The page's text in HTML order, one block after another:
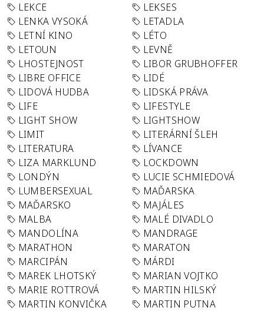
LEKCE
LEKSES
LENKA VYSOKÁ
LETADLA
LETNÍ KINO
LÉTO
LETOUN
LEVNĚ
LHOSTEJNOST
LIBOR GRUBHOFFER
LIBRE OFFICE
LIDÉ
LIDOVÁ HUDBA
LIDSKÁ PRÁVA
LIFE
LIFESTYLE
LIGHT SHOW
LIGHTSHOW
LIMIT
LITERÁRNÍ ŠLEH
LITERATURA
LÍVANCE
LIZA MARKLUND
LOCKDOWN
LONDÝN
LUCIE SCHMIEDOVÁ
LUMBERSEXUAL
MAĎARSKA
MAĎARSKO
MAJÁLES
MALBA
MALÉ DIVADLO
MANDOLÍNA
MANDRAGE
MARATHON
MARATON
MARCIPÁN
MÁRDI
MAREK LHOTSKÝ
MARIAN VOJTKO
MARIE ROTTROVÁ
MARTIN HILSKÝ
MARTIN KONVIČKA
MARTIN PUTNA